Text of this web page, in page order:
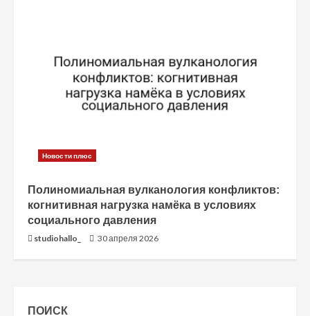
Новости плюс
Полиномиальная вулканология конфликтов:
когнитивная нагрузка намёка в условиях
социального давления
studiohallo_ 30 апреля 2026
ПОИСК